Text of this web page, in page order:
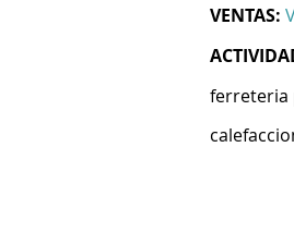
VENTAS:
ferreteria